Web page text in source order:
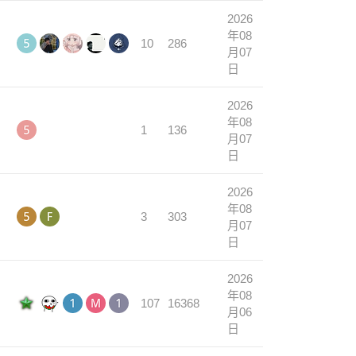
10 286
2026
年08
月07
日
1 136
2026
年08
月07
日
3 303
2026
年08
月07
日
107 16368
2026
年08
月06
日